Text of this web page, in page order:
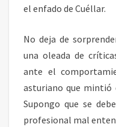
el enfado de Cuéllar.
No deja de
una oleada de
ante el
asturiano que mintió
Supongo que se
profesional mal